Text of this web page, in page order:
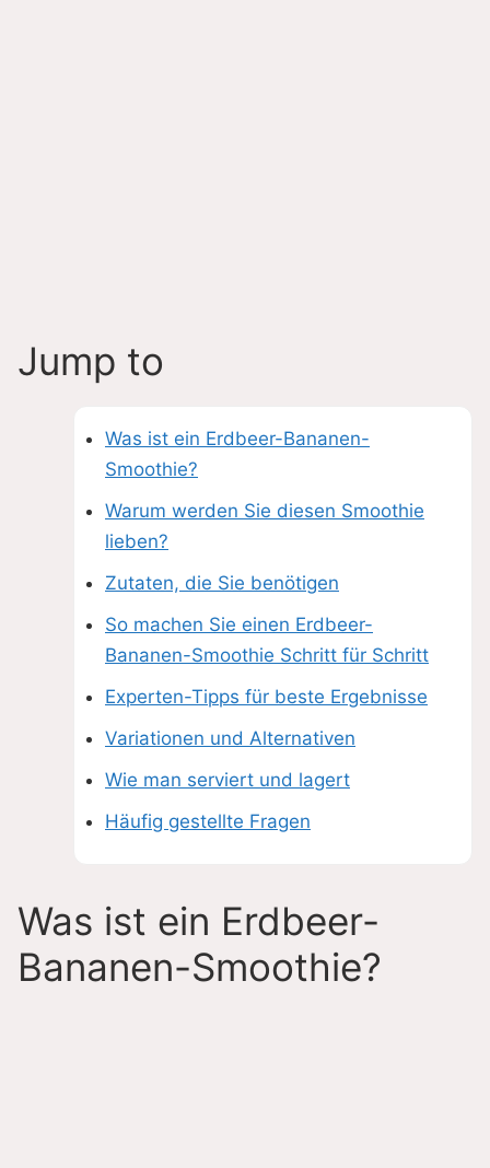
Jump to
Was ist ein Erdbeer-Bananen-
Smoothie?
Warum werden Sie diesen Smoothie
lieben?
Zutaten, die Sie benötigen
So machen Sie einen Erdbeer-
Bananen-Smoothie Schritt für Schritt
Experten-Tipps für beste Ergebnisse
Variationen und Alternativen
Wie man serviert und lagert
Häufig gestellte Fragen
Was ist ein Erdbeer-
Bananen-Smoothie?